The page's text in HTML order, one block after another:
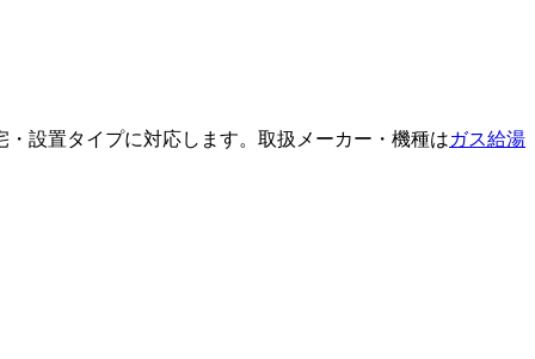
・設置タイプに対応します。取扱メーカー・機種はガス給湯